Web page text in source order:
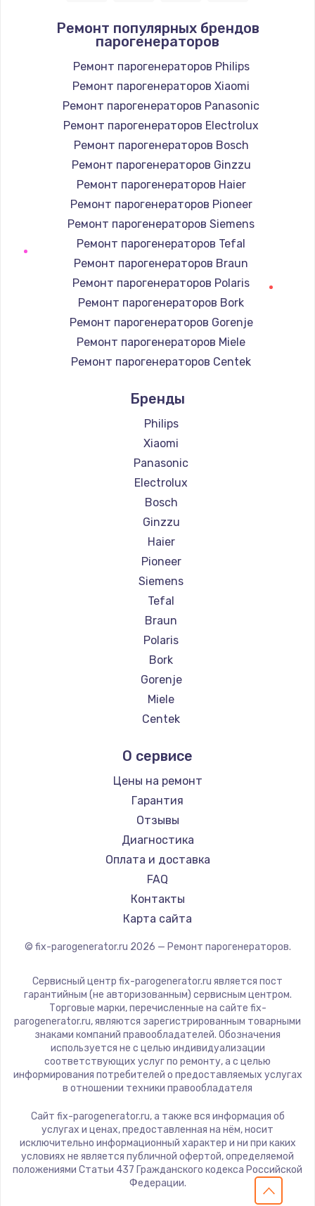
Ремонт популярных брендов
парогенераторов
Ремонт парогенераторов Philips
Ремонт парогенераторов Xiaomi
Ремонт парогенераторов Panasonic
Ремонт парогенераторов Electrolux
Ремонт парогенераторов Bosch
Ремонт парогенераторов Ginzzu
Ремонт парогенераторов Haier
Ремонт парогенераторов Pioneer
Ремонт парогенераторов Siemens
Ремонт парогенераторов Tefal
Ремонт парогенераторов Braun
Ремонт парогенераторов Polaris
Ремонт парогенераторов Bork
Ремонт парогенераторов Gorenje
Ремонт парогенераторов Miele
Ремонт парогенераторов Centek
Ремонт парогенераторов Hotpoint Ariston
Ремонт парогенераторов DELTA
Ремонт парогенераторов Silter
Ремонт парогенераторов Beko
Ремонт парогенераторов Vivitek
Ремонт парогенераторов RED solution
Бренды
Philips
Xiaomi
Panasonic
Electrolux
Bosch
Ginzzu
Haier
Pioneer
Siemens
Tefal
Braun
Polaris
Bork
Gorenje
Miele
Centek
Hotpoint Ariston
DELTA
Silter
Beko
Vivitek
RED solution
О сервисе
Цены на ремонт
Гарантия
Отзывы
Диагностика
Оплата и доставка
FAQ
Контакты
Карта сайта
© fix-parogenerator.ru 2026 — Ремонт парогенераторов.
Сервисный центр fix-parogenerator.ru является пост
гарантийным (не авторизованным) сервисным центром.
Торговые марки, перечисленные на сайте fix-
parogenerator.ru, являются зарегистрированным товарными
знаками компаний правообладателей. Обозначения
используется не с целью индивидуализации
соответствующих услуг по ремонту, а с целью
информирования потребителей о предоставляемых услугах
в отношении техники правообладателя
Сайт fix-parogenerator.ru, а также вся информация об
услугах и ценах, предоставленная на нём, носит
исключительно информационный характер и ни при каких
условиях не является публичной офертой, определяемой
положениями Статьи 437 Гражданского кодекса Российской
Федерации.